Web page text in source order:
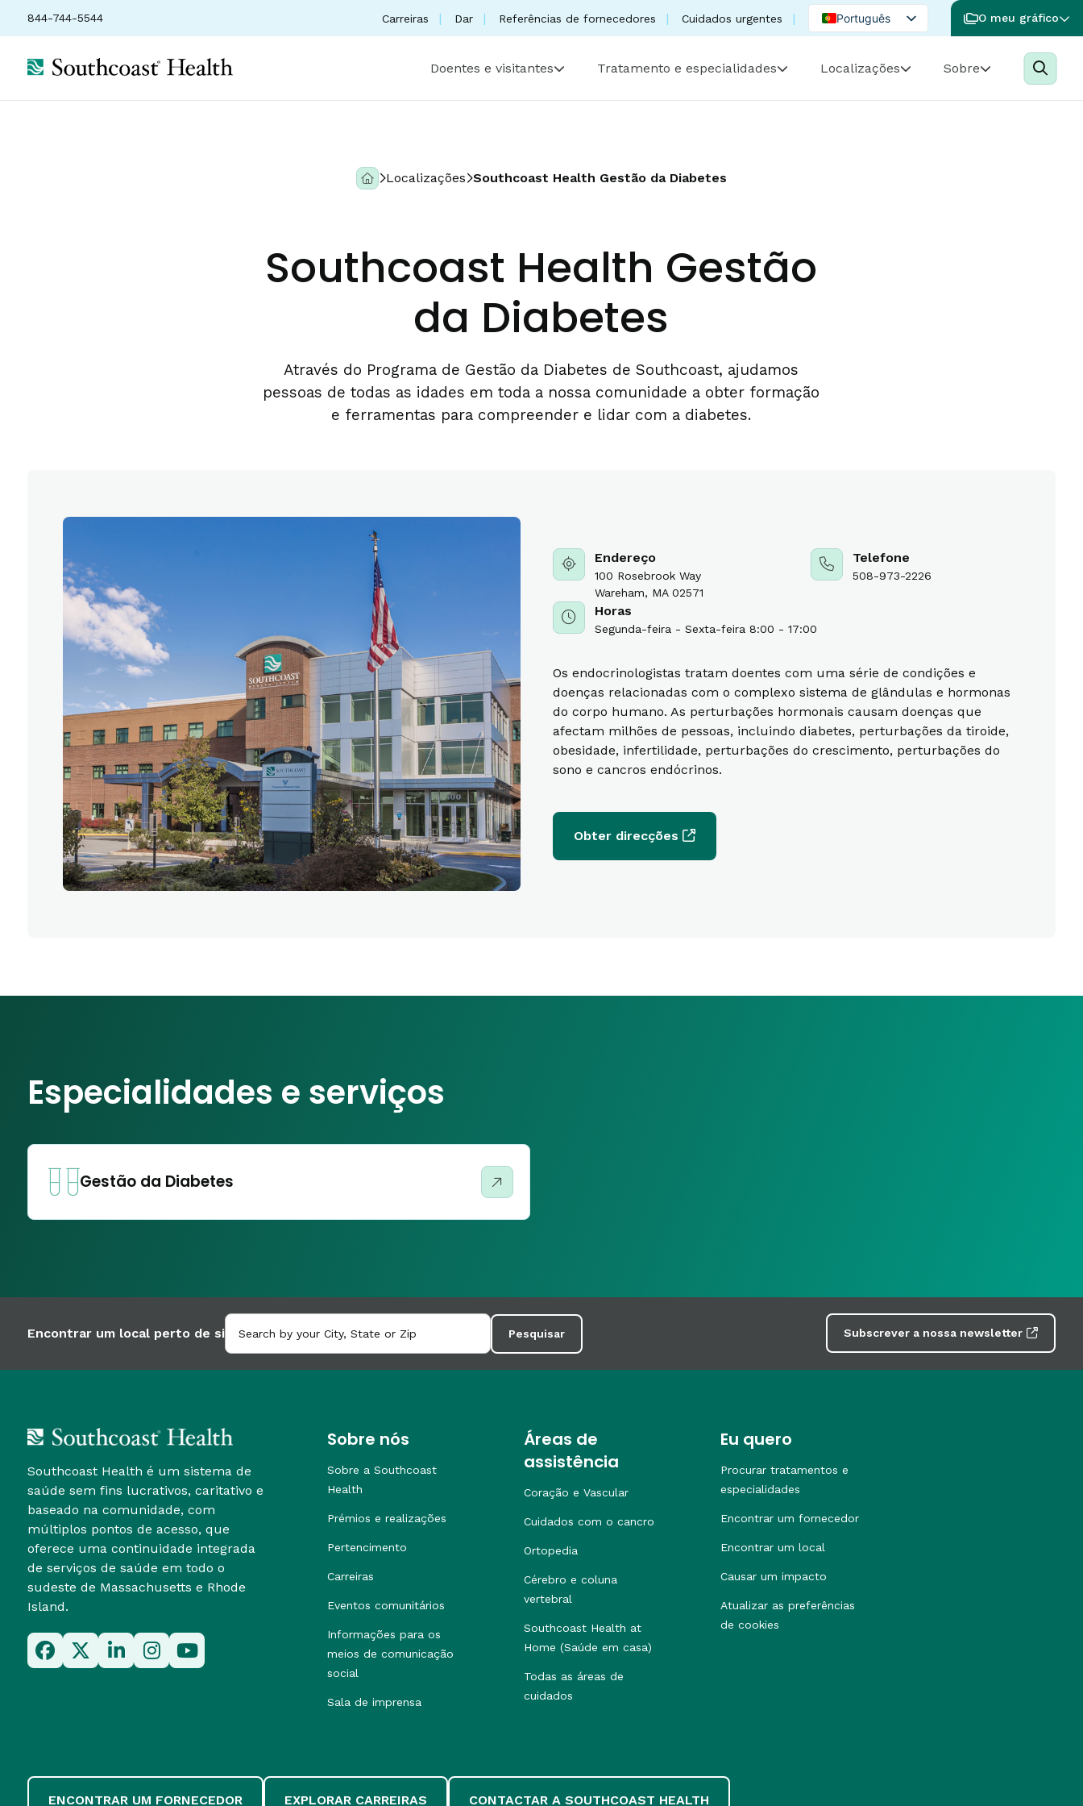
844-744-5544 Carreiras Dar Referências de fornecedores Cuidados urgentes
Português
Spanish
O meu gráfico
Doentes e visitantes Tratamento e especialidades Localizações Sobre
Localizações Southcoast Health Gestão da Diabetes
Southcoast Health Gestão
da Diabetes
Através do Programa de Gestão da Diabetes de Southcoast, ajudamos
pessoas de todas as idades em toda a nossa comunidade a obter formação
e ferramentas para compreender e lidar com a diabetes.
Endereço
100 Rosebrook Way
Wareham, MA 02571
Telefone
508-973-2226
Horas
Segunda-feira - Sexta-feira 8:00 - 17:00
Os endocrinologistas tratam doentes com uma série de condições e
doenças relacionadas com o complexo sistema de glândulas e hormonas
do corpo humano. As perturbações hormonais causam doenças que
afectam milhões de pessoas, incluindo diabetes, perturbações da tiroide,
obesidade, infertilidade, perturbações do crescimento, perturbações do
sono e cancros endócrinos.
Obter direcções
Especialidades e serviços
Gestão da Diabetes
Encontrar um local perto de si Pesquisar Subscrever a nossa newsletter
Southcoast Health é um sistema de
saúde sem fins lucrativos, caritativo e
baseado na comunidade, com
múltiplos pontos de acesso, que
oferece uma continuidade integrada
de serviços de saúde em todo o
sudeste de Massachusetts e Rhode
Island.
Sobre nós
Sobre a Southcoast
Health
Prémios e realizações
Pertencimento
Carreiras
Eventos comunitários
Informações para os
meios de comunicação
social
Sala de imprensa
Áreas de
assistência
Coração e Vascular
Cuidados com o cancro
Ortopedia
Cérebro e coluna
vertebral
Southcoast Health at
Home (Saúde em casa)
Todas as áreas de
cuidados
Eu quero
Procurar tratamentos e
especialidades
Encontrar um fornecedor
Encontrar um local
Causar um impacto
Atualizar as preferências
de cookies
ENCONTRAR UM FORNECEDOR EXPLORAR CARREIRAS CONTACTAR A SOUTHCOAST HEALTH